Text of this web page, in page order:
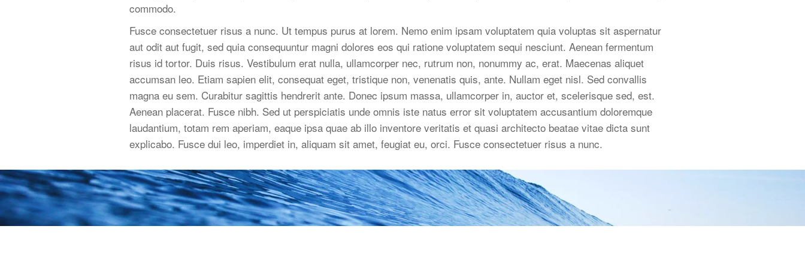
commodo.
Fusce consectetuer risus a nunc. Ut tempus purus at lorem. Nemo enim ipsam voluptatem quia voluptas sit aspernatur
aut odit aut fugit, sed quia consequuntur magni dolores eos qui ratione voluptatem sequi nesciunt. Aenean fermentum
risus id tortor. Duis risus. Vestibulum erat nulla, ullamcorper nec, rutrum non, nonummy ac, erat. Maecenas aliquet
accumsan leo. Etiam sapien elit, consequat eget, tristique non, venenatis quis, ante. Nullam eget nisl. Sed convallis
magna eu sem. Curabitur sagittis hendrerit ante. Donec ipsum massa, ullamcorper in, auctor et, scelerisque sed, est.
Aenean placerat. Fusce nibh. Sed ut perspiciatis unde omnis iste natus error sit voluptatem accusantium doloremque
laudantium, totam rem aperiam, eaque ipsa quae ab illo inventore veritatis et quasi architecto beatae vitae dicta sunt
explicabo. Fusce dui leo, imperdiet in, aliquam sit amet, feugiat eu, orci. Fusce consectetuer risus a nunc.